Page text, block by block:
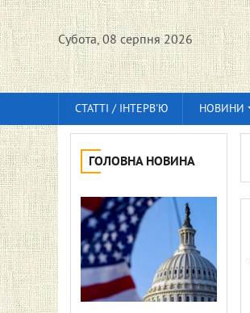
Субота, 08 серпня 2026
СТАТТІ / ІНТЕРВ'Ю НОВИНИ
ГОЛОВНА НОВИНА